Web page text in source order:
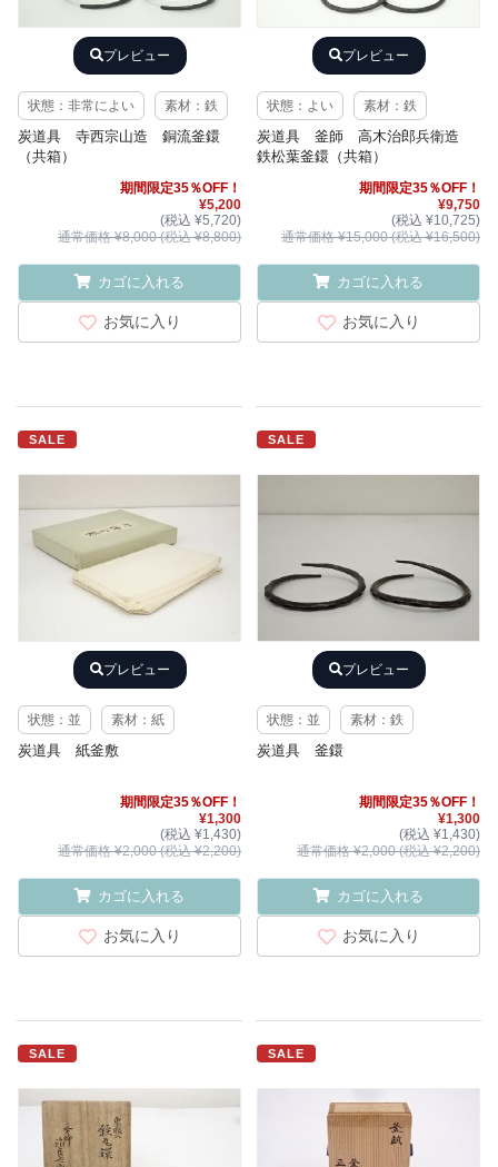
プレビュー
状態：非常によい 素材：鉄
炭道具 寺西宗山造 銅流釜鐶
（共箱）
期間限定35％OFF！
¥5,200
(税込 ¥5,720)
通常価格 ¥8,000 (税込 ¥8,800)
カゴに入れる
お気に入り
プレビュー
状態：よい 素材：鉄
炭道具 釜師 高木治郎兵衛造
鉄松葉釜鐶（共箱）
期間限定35％OFF！
¥9,750
(税込 ¥10,725)
通常価格 ¥15,000 (税込 ¥16,500)
カゴに入れる
お気に入り
SALE
プレビュー
状態：並 素材：紙
炭道具 紙釜敷
期間限定35％OFF！
¥1,300
(税込 ¥1,430)
通常価格 ¥2,000 (税込 ¥2,200)
カゴに入れる
お気に入り
SALE
プレビュー
状態：並 素材：鉄
炭道具 釜鐶
期間限定35％OFF！
¥1,300
(税込 ¥1,430)
通常価格 ¥2,000 (税込 ¥2,200)
カゴに入れる
お気に入り
SALE SALE